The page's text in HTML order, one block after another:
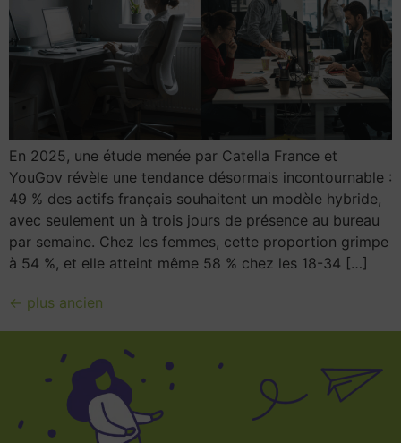
En 2025, une étude menée par Catella France et
YouGov révèle une tendance désormais incontournable :
49 % des actifs français souhaitent un modèle hybride,
avec seulement un à trois jours de présence au bureau
par semaine. Chez les femmes, cette proportion grimpe
à 54 %, et elle atteint même 58 % chez les 18-34 […]
← plus ancien